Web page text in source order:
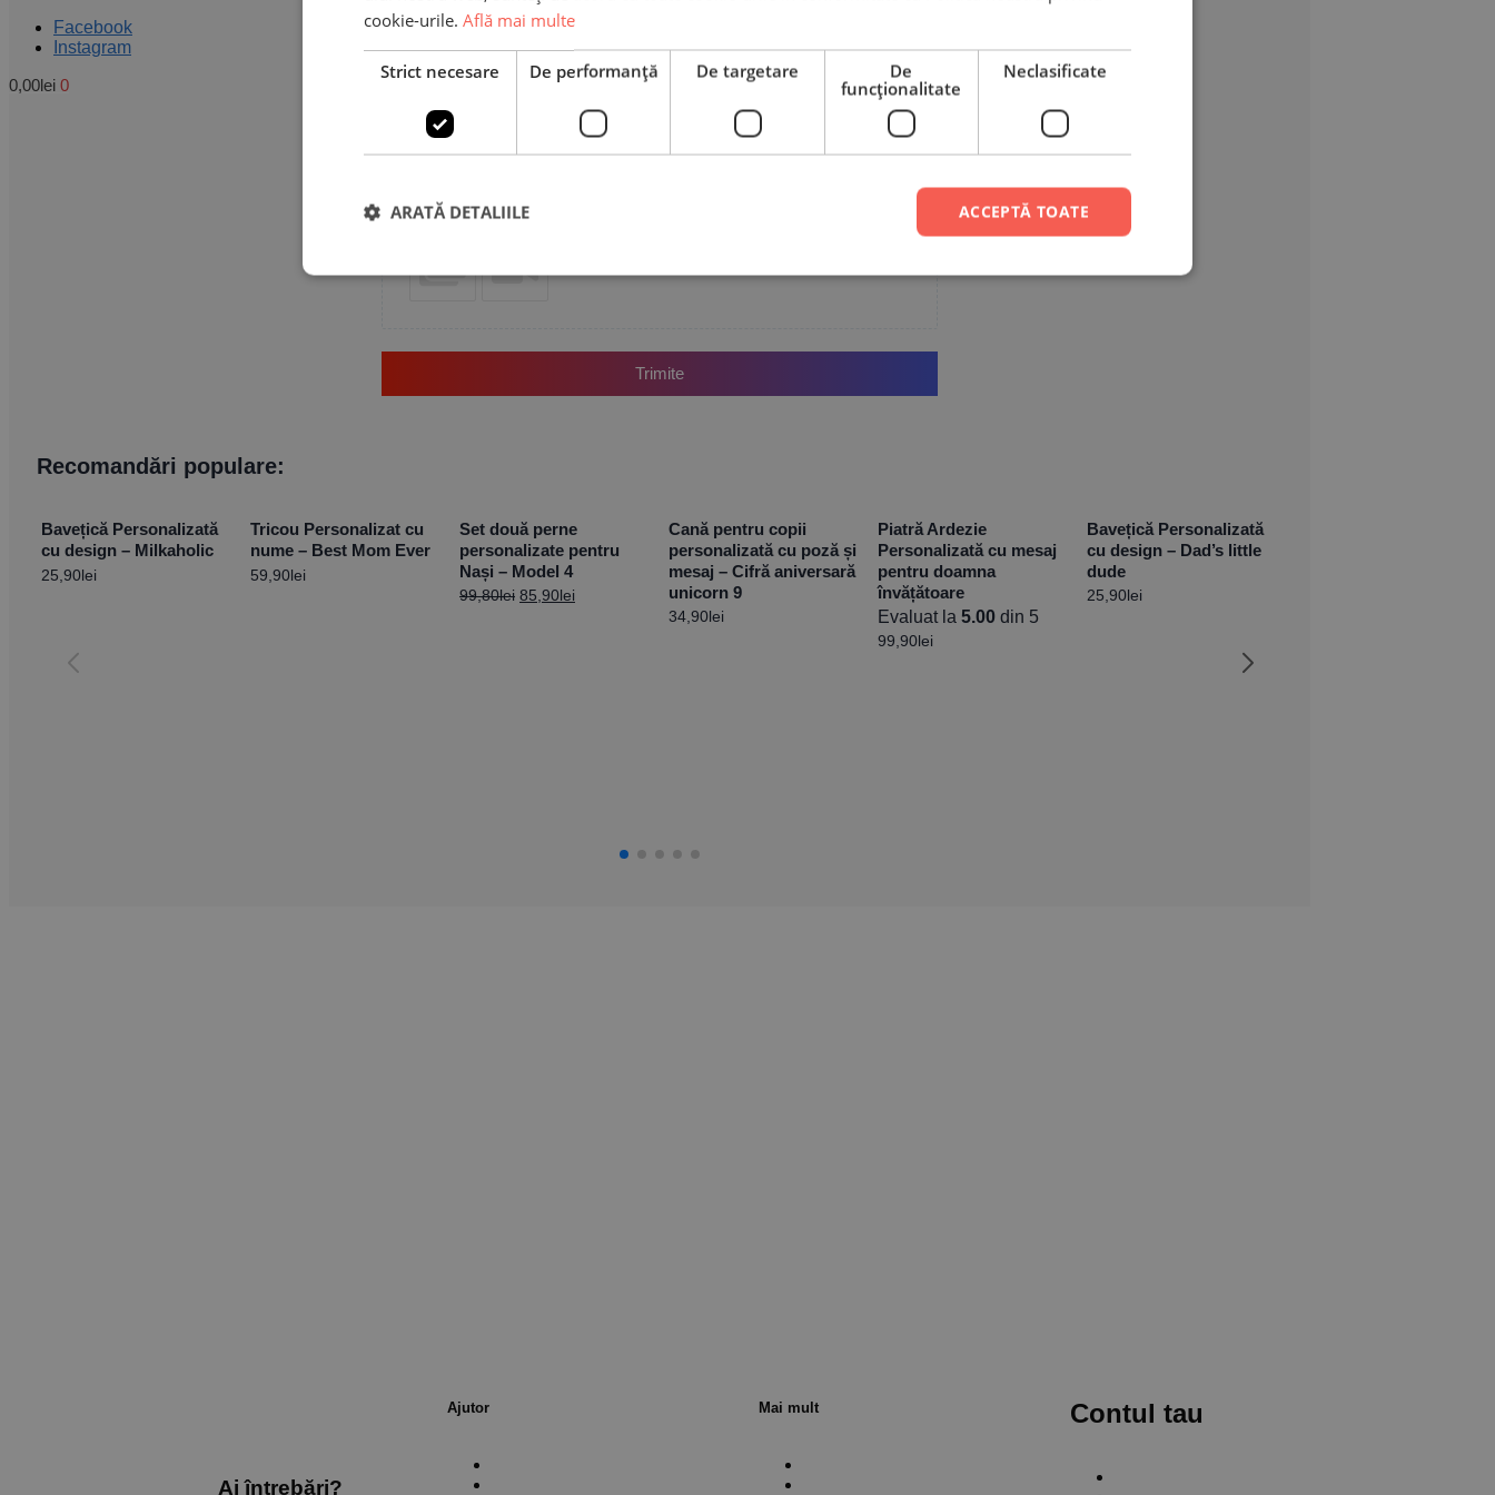
Facebook
Instagram
0,00lei 0
Nume
Trimite
Recomandări populare:
Bavețică Personalizată
cu design – Milkaholic
25,90lei
Tricou Personalizat cu
nume – Best Mom Ever
59,90lei
Set două perne
personalizate pentru
Nași – Model 4
99,80lei 85,90lei
Cană pentru copii
personalizată cu poză și
mesaj – Cifră aniversară
unicorn 9
34,90lei
Piatră Ardezie
Personalizată cu mesaj
pentru doamna
învățătoare
Evaluat la 5.00 din 5
99,90lei
Bavețică Personalizată
cu design – Dad’s little
dude
25,90lei
Ai întrebări?
Ajutor Mai mult Contul tau
cookie-urile. Află mai multe
Strict necesare De performanță De targetare
De
funcţionalitate
Neclasificate
ACCEPTĂ TOATE
ARATĂ DETALIILE